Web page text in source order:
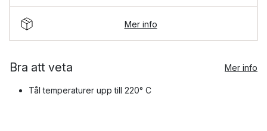
Mer info
Bra att veta Mer info
Tål temperaturer upp till 220° C